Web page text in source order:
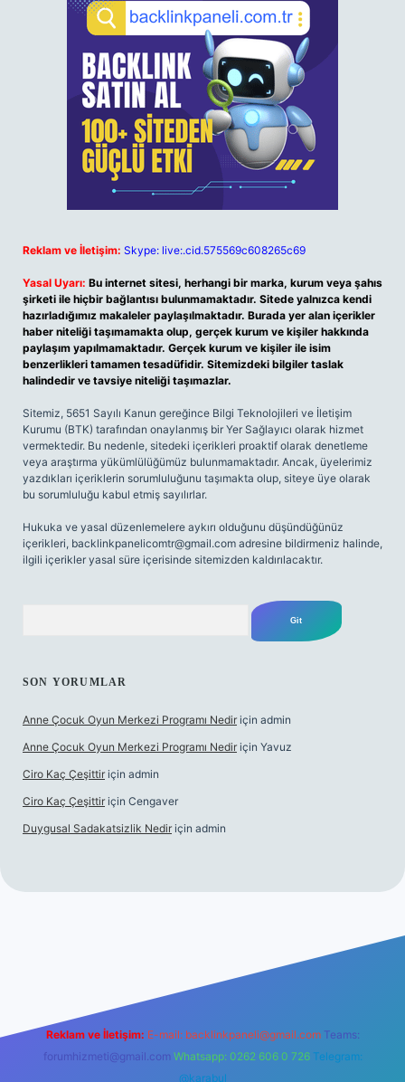
Reklam ve İletişim: Skype: live:.cid.575569c608265c69
Yasal Uyarı: Bu internet sitesi, herhangi bir marka, kurum veya şahıs
şirketi ile hiçbir bağlantısı bulunmamaktadır. Sitede yalnızca kendi
hazırladığımız makaleler paylaşılmaktadır. Burada yer alan içerikler
haber niteliği taşımamakta olup, gerçek kurum ve kişiler hakkında
paylaşım yapılmamaktadır. Gerçek kurum ve kişiler ile isim
benzerlikleri tamamen tesadüfidir. Sitemizdeki bilgiler taslak
halindedir ve tavsiye niteliği taşımazlar.
Sitemiz, 5651 Sayılı Kanun gereğince Bilgi Teknolojileri ve İletişim
Kurumu (BTK) tarafından onaylanmış bir Yer Sağlayıcı olarak hizmet
vermektedir. Bu nedenle, sitedeki içerikleri proaktif olarak denetleme
veya araştırma yükümlülüğümüz bulunmamaktadır. Ancak, üyelerimiz
yazdıkları içeriklerin sorumluluğunu taşımakta olup, siteye üye olarak
bu sorumluluğu kabul etmiş sayılırlar.
Hukuka ve yasal düzenlemelere aykırı olduğunu düşündüğünüz
içerikleri, backlinkpanelicomtr@gmail.com adresine bildirmeniz halinde,
ilgili içerikler yasal süre içerisinde sitemizden kaldırılacaktır.
SON YORUMLAR
Anne Çocuk Oyun Merkezi Programı Nedir için admin
Anne Çocuk Oyun Merkezi Programı Nedir için Yavuz
Ciro Kaç Çeşittir için admin
Ciro Kaç Çeşittir için Cengaver
Duygusal Sadakatsizlik Nedir için admin
elexbetgiris.org
Reklam ve İletişim: E-mail: backlinkpaneli@gmail.com Teams:
forumhizmeti@gmail.com Whatsapp: 0262 606 0 726 Telegram:
@karabul